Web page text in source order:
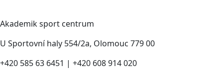
Akademik sport centrum
U Sportovní haly 554/2a, Olomouc 779 00
+420 585 63 6451 | +420 608 914 020